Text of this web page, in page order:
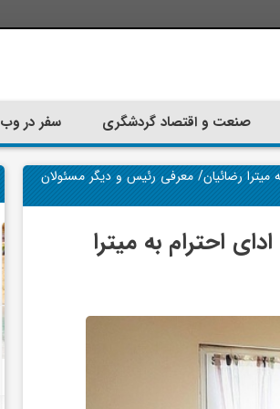
صنعت و اقتصاد گردشگری سفر در وب
میترا رضائیان/ معرفی رئیس و دیگر مسئولان
احترام به میترا
ارزان ترین زمان سفر کیش چه